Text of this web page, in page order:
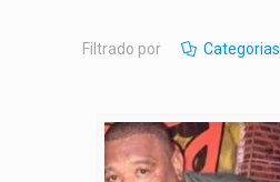
Filtrado por Categorias